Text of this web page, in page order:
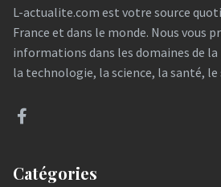
L-actualite.com est votre source
France et dans le monde. Nous vous
informations dans les domaines de
la technologie, la science, la santé,
Catégories